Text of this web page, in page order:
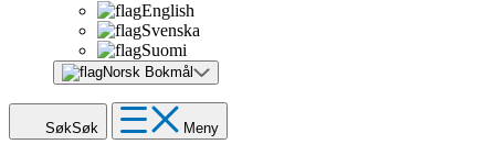
English
Svenska
Suomi
Norsk Bokmål
SøkSøk Meny